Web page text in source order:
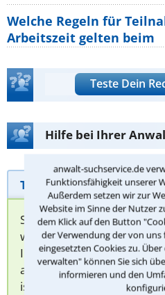
anwalt-suchservice.de
Funktionsfähigkeit unserer
Außerdem setzen wir zur
Website im Sinne der Nutzer
dem Klick auf den Button
der Verwendung der von uns
eingesetzten Cookies zu.
verwalten" können Sie sich
informieren und den
Welche Regeln für
Arbeitszeit gelten beim
Teste Dein
Hilfe bei Ihrer
Telefonhilfe
Sie können hier Ihren Fall
werden sich spezialisierte
Ihnen melden, um das
abzuklären. Die
ist für Sie kostenlos.